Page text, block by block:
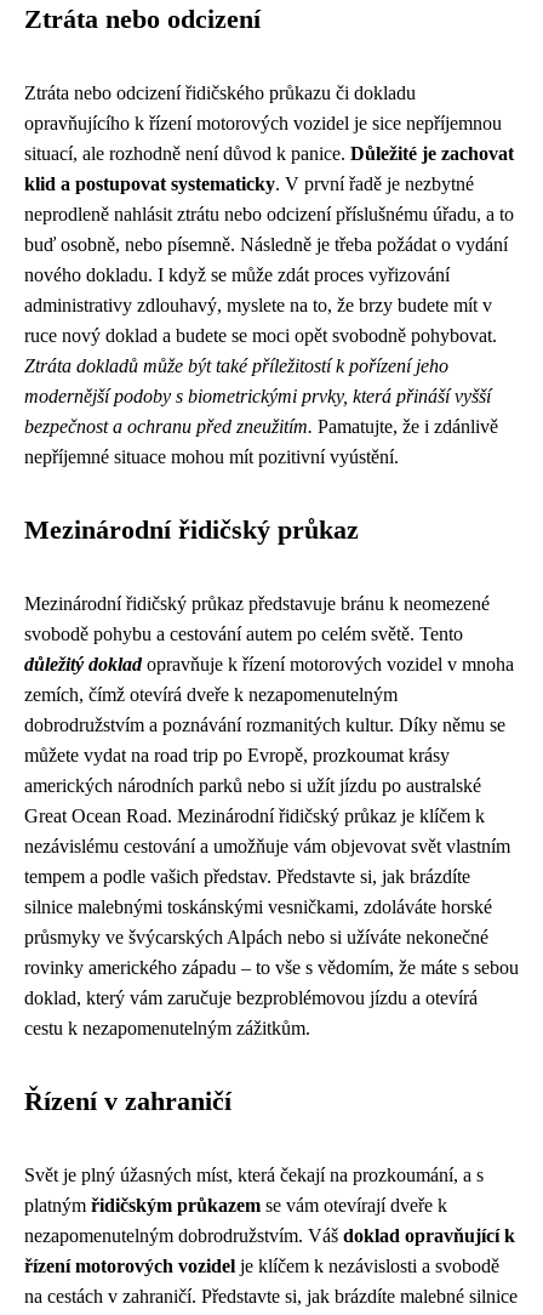
Ztráta nebo odcizení
Ztráta nebo odcizení řidičského průkazu či dokladu
opravňujícího k řízení motorových vozidel je sice nepříjemnou
situací, ale rozhodně není důvod k panice. Důležité je zachovat
klid a postupovat systematicky. V první řadě je nezbytné
neprodleně nahlásit ztrátu nebo odcizení příslušnému úřadu, a to
buď osobně, nebo písemně. Následně je třeba požádat o vydání
nového dokladu. I když se může zdát proces vyřizování
administrativy zdlouhavý, myslete na to, že brzy budete mít v
ruce nový doklad a budete se moci opět svobodně pohybovat.
Ztráta dokladů může být také příležitostí k pořízení jeho
modernější podoby s biometrickými prvky, která přináší vyšší
bezpečnost a ochranu před zneužitím. Pamatujte, že i zdánlivě
nepříjemné situace mohou mít pozitivní vyústění.
Mezinárodní řidičský průkaz
Mezinárodní řidičský průkaz představuje bránu k neomezené
svobodě pohybu a cestování autem po celém světě. Tento
důležitý dokladopravňuje k řízení motorových vozidel v mnoha
zemích, čímž otevírá dveře k nezapomenutelným
dobrodružstvím a poznávání rozmanitých kultur. Díky němu se
můžete vydat na road trip po Evropě, prozkoumat krásy
amerických národních parků nebo si užít jízdu po australské
Great Ocean Road. Mezinárodní řidičský průkaz je klíčem k
nezávislému cestování a umožňuje vám objevovat svět vlastním
tempem a podle vašich představ. Představte si, jak brázdíte
silnice malebnými toskánskými vesničkami, zdoláváte horské
průsmyky ve švýcarských Alpách nebo si užíváte nekonečné
rovinky amerického západu – to vše s vědomím, že máte s sebou
doklad, který vám zaručuje bezproblémovou jízdu a otevírá
cestu k nezapomenutelným zážitkům.
Řízení v zahraničí
Svět je plný úžasných míst, která čekají na prozkoumání, a s
platným řidičským průkazem se vám otevírají dveře k
nezapomenutelným dobrodružstvím. Váš doklad opravňující k
řízení motorových vozidel je klíčem k nezávislosti a svobodě
na cestách v zahraničí. Představte si, jak brázdíte malebné silnice